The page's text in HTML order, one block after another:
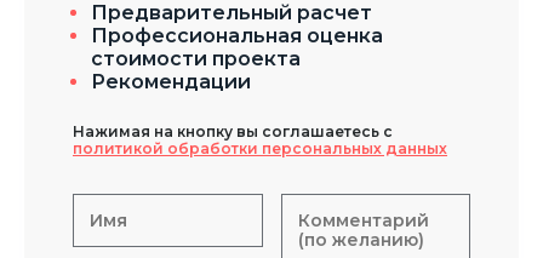
Предварительный расчет
Профессиональная оценка
стоимости проекта
Рекомендации
Нажимая на кнопку вы соглашаетесь с
политикой обработки персональных данных